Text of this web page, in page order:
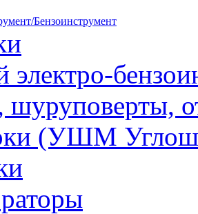
Бензоинструмент
электро-
(УШМ